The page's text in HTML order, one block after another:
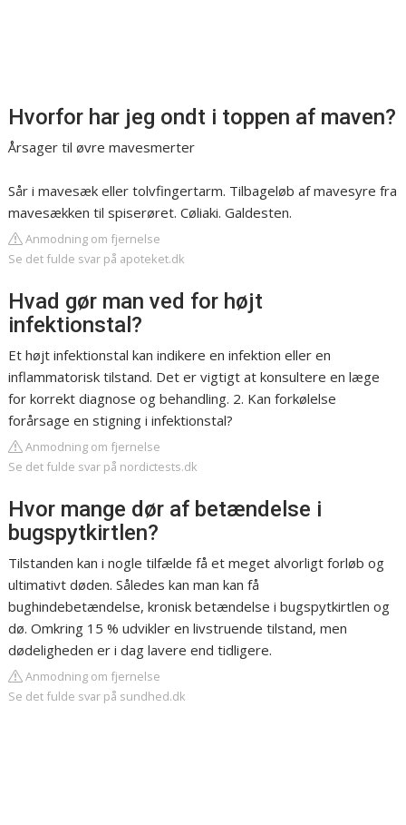
Hvorfor har jeg ondt i toppen af maven?
Årsager til øvre mavesmerter
Sår i mavesæk eller tolvfingertarm. Tilbageløb af mavesyre fra
mavesækken til spiserøret. Cøliaki. Galdesten.
Anmodning om fjernelse
Se det fulde svar på apoteket.dk
Hvad gør man ved for højt
infektionstal?
Et højt infektionstal kan indikere en infektion eller en
inflammatorisk tilstand. Det er vigtigt at konsultere en læge
for korrekt diagnose og behandling. 2. Kan forkølelse
forårsage en stigning i infektionstal?
Anmodning om fjernelse
Se det fulde svar på nordictests.dk
Hvor mange dør af betændelse i
bugspytkirtlen?
Tilstanden kan i nogle tilfælde få et meget alvorligt forløb og
ultimativt døden. Således kan man kan få
bughindebetændelse, kronisk betændelse i bugspytkirtlen og
dø. Omkring 15 % udvikler en livstruende tilstand, men
dødeligheden er i dag lavere end tidligere.
Anmodning om fjernelse
Se det fulde svar på sundhed.dk